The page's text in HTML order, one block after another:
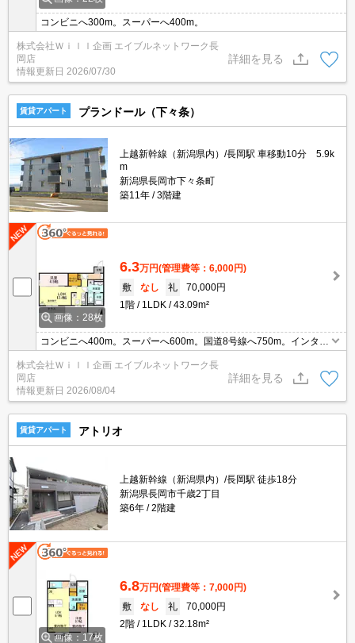
コンビニへ300m。スーパーへ400m。
株式会社Ｗｉｌｌ企画 エイブルネットワーク長
岡店
情報更新日 2026/07/30
詳細を見る
賃貸アパート プランドール（下々条）
上越新幹線（新潟県内）/長岡駅 車移動10分 5.9k
m
新潟県長岡市下々条町
築11年
3階建
画像：28枚
6.3万円(管理費等：6,000円)
敷
なし 礼
70,000円
1階
1LDK 43.09m²
コンビニへ400m。スーパーへ600m。国道8号線へ750m。インター
全室居室照明、追い焚き給湯
株式会社Ｗｉｌｌ企画 エイブルネットワーク長
岡店
情報更新日 2026/08/04
詳細を見る
賃貸アパート アトリオ
上越新幹線（新潟県内）/長岡駅 徒歩18分
新潟県長岡市千歳2丁目
築6年
2階建
画像：17枚
6.8万円(管理費等：7,000円)
敷
なし 礼
70,000円
2階
1LDK 32.18m²